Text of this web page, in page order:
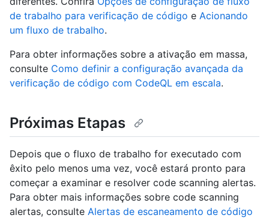
de trabalho para verificação de código e Acionando
um fluxo de trabalho.
Para obter informações sobre a ativação em massa,
consulte Como definir a configuração avançada da
verificação de código com CodeQL em escala.
Próximas Etapas
Depois que o fluxo de trabalho for executado com
êxito pelo menos uma vez, você estará pronto para
começar a examinar e resolver code scanning alertas.
Para obter mais informações sobre code scanning
alertas, consulte Alertas de escaneamento de código